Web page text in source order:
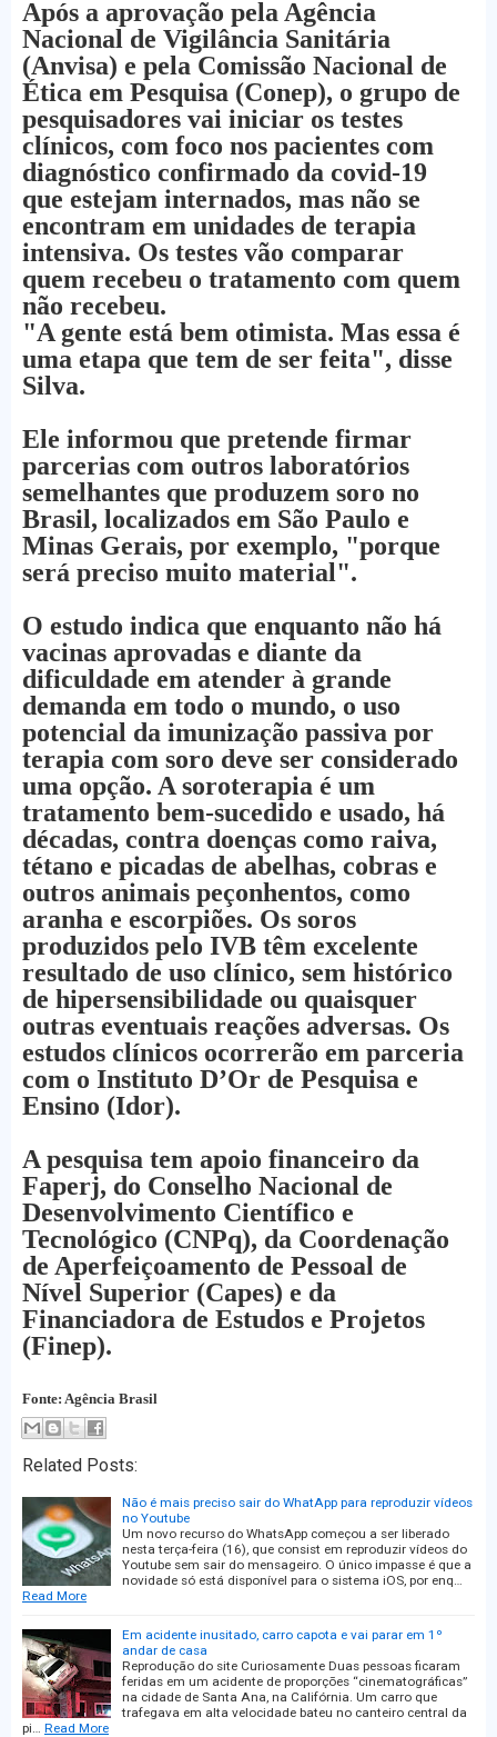
Após a aprovação pela Agência
Nacional de Vigilância Sanitária
(Anvisa) e pela Comissão Nacional de
Ética em Pesquisa (Conep), o grupo de
pesquisadores vai iniciar os testes
clínicos, com foco nos pacientes com
diagnóstico confirmado da covid-19
que estejam internados, mas não se
encontram em unidades de terapia
intensiva. Os testes vão comparar
quem recebeu o tratamento com quem
não recebeu.
"A gente está bem otimista. Mas essa é
uma etapa que tem de ser feita", disse
Silva.
Ele informou que pretende firmar
parcerias com outros laboratórios
semelhantes que produzem soro no
Brasil, localizados em São Paulo e
Minas Gerais, por exemplo, "porque
será preciso muito material".
O estudo indica que enquanto não há
vacinas aprovadas e diante da
dificuldade em atender à grande
demanda em todo o mundo, o uso
potencial da imunização passiva por
terapia com soro deve ser considerado
uma opção. A soroterapia é um
tratamento bem-sucedido e usado, há
décadas, contra doenças como raiva,
tétano e picadas de abelhas, cobras e
outros animais peçonhentos, como
aranha e escorpiões. Os soros
produzidos pelo IVB têm excelente
resultado de uso clínico, sem histórico
de hipersensibilidade ou quaisquer
outras eventuais reações adversas. Os
estudos clínicos ocorrerão em parceria
com o Instituto D’Or de Pesquisa e
Ensino (Idor).
A pesquisa tem apoio financeiro da
Faperj, do Conselho Nacional de
Desenvolvimento Científico e
Tecnológico (CNPq), da Coordenação
de Aperfeiçoamento de Pessoal de
Nível Superior (Capes) e da
Financiadora de Estudos e Projetos
(Finep).
Fonte: Agência Brasil
Related Posts:
Não é mais preciso sair do WhatApp para reproduzir vídeos
no Youtube
Um novo recurso do WhatsApp começou a ser liberado
nesta terça-feira (16), que consist em reproduzir vídeos do
Youtube sem sair do mensageiro. O único impasse é que a
novidade só está disponível para o sistema iOS, por enq…
Read More
Em acidente inusitado, carro capota e vai parar em 1º
andar de casa
Reprodução do site Curiosamente Duas pessoas ficaram
feridas em um acidente de proporções “cinematográficas”
na cidade de Santa Ana, na Califórnia. Um carro que
trafegava em alta velocidade bateu no canteiro central da
pi… Read More